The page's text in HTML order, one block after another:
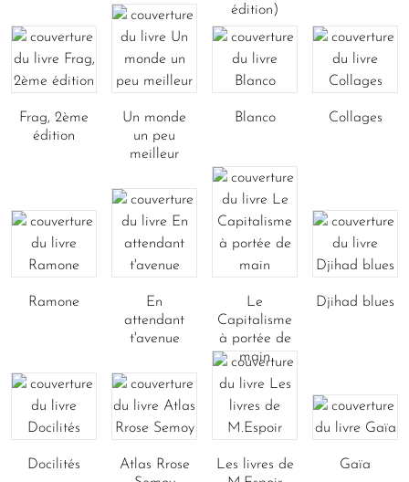
édition)
Frag, 2ème
édition
Un monde
un peu
meilleur
Blanco Collages
Ramone
En
attendant
t'avenue
Le
Capitalisme
à portée de
main
Djihad blues
Docilités
Atlas Rrose
Les livres de
Gaïa